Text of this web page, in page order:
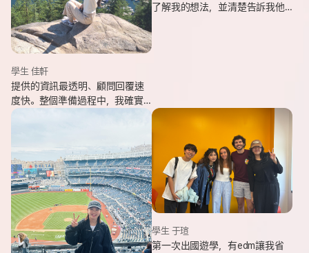
學生 佳軒
提供的資訊最透明、顧問回覆速
度快。整個準備過程中，我確實
也感受到edm的用心與專業。抵
了解我的想法，並清楚告訴我他
學生 于瑄
第一次出國遊學，有edm讓我省